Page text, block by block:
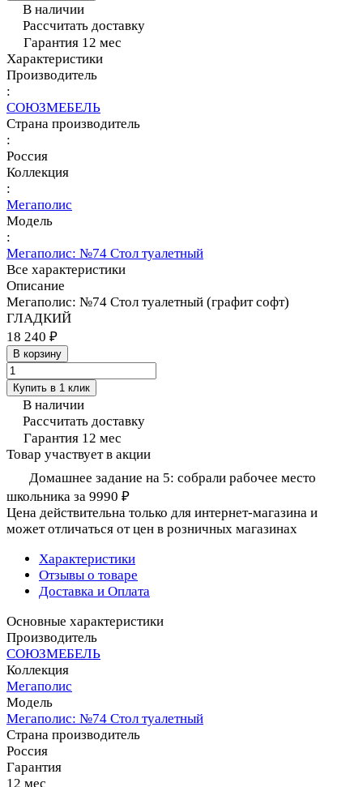
В наличии
Рассчитать доставку
Гарантия 12 мес
Характеристики
Производитель
:
СОЮЗМЕБЕЛЬ
Страна производитель
:
Россия
Коллекция
:
Мегаполис
Модель
:
Мегаполис: №74 Стол туалетный
Все характеристики
Описание
Мегаполис: №74 Стол туалетный (графит софт)
ГЛАДКИЙ
18 240 ₽
В корзину
Купить в 1 клик
В наличии
Рассчитать доставку
Гарантия 12 мес
Товар участвует в акции
Домашнее задание на 5: собрали рабочее место
школьника за 9990 ₽
Цена действительна только для интернет-магазина и
может отличаться от цен в розничных магазинах
Характеристики
Отзывы о товаре
Доставка и Оплата
Основные характеристики
Производитель
СОЮЗМЕБЕЛЬ
Коллекция
Мегаполис
Модель
Мегаполис: №74 Стол туалетный
Страна производитель
Россия
Гарантия
12 мес